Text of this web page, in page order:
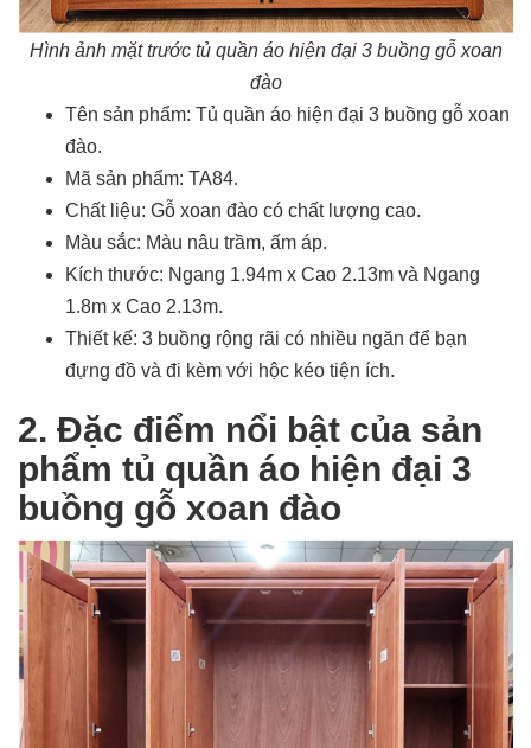
Hình ảnh mặt trước tủ quần áo hiện đại 3 buồng gỗ xoan
đào
Tên sản phẩm: Tủ quần áo hiện đại 3 buồng gỗ xoan
đào.
Mã sản phẩm: TA84.
Chất liệu: Gỗ xoan đào có chất lượng cao.
Màu sắc: Màu nâu trầm, ấm áp.
Kích thước: Ngang 1.94m x Cao 2.13m và Ngang
1.8m x Cao 2.13m.
Thiết kế: 3 buồng rộng rãi có nhiều ngăn để bạn
đựng đồ và đi kèm với hộc kéo tiện ích.
2. Đặc điểm nổi bật của sản
phẩm tủ quần áo hiện đại 3
buồng gỗ xoan đào